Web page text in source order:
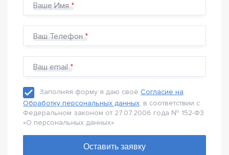
Ваше Имя
Ваш Телефон
Ваш email
Заполняя форму я даю своё Согласие на
Обработку персональных данных, в соответствии с
Федеральном законом от 27.07.2006 года № 152-Ф3
«О персональных данных».